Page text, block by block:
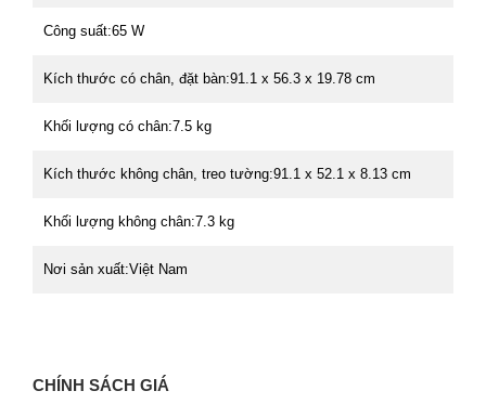
Công suất:65 W
Kích thước có chân, đặt bàn:91.1 x 56.3 x 19.78 cm
Khối lượng có chân:7.5 kg
Kích thước không chân, treo tường:91.1 x 52.1 x 8.13 cm
Khối lượng không chân:7.3 kg
Nơi sản xuất:Việt Nam
CHÍNH SÁCH GIÁ